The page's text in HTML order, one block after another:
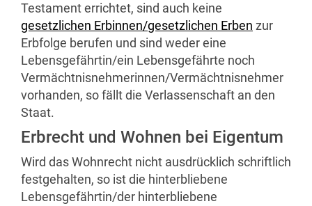
Testament errichtet, sind auch keine
gesetzlichen Erbinnen/gesetzlichen Erben zur
Erbfolge berufen und sind weder eine
Lebensgefährtin/ein Lebensgefährte noch
Vermächtnisnehmerinnen/Vermächtnisnehmer
vorhanden, so fällt die Verlassenschaft an den
Staat.
Erbrecht und Wohnen bei Eigentum
Wird das Wohnrecht nicht ausdrücklich schriftlich
festgehalten, so ist die hinterbliebene
Lebensgefährtin/der hinterbliebene